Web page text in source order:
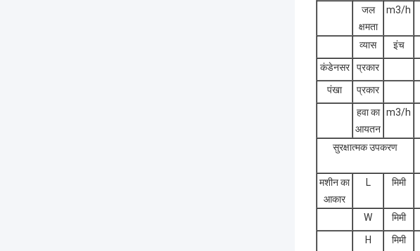
जल
क्षमता
m3/h
व्यास इंच
कंडेनसर
प्रकार
पंखा
प्रकार
हवा का
आयतन
m3/h
सुरक्षात्मक उपकरण
मशीन का
आकार
L मिमी
W मिमी
H
मिमी